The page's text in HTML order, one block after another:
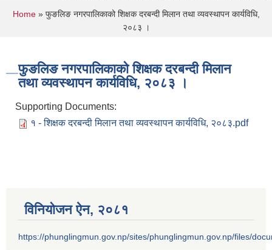
You are here
Home» फुङलिङ नगरपालिकाको शिक्षक दरबन्दी मिलान तथा व्यवस्थापन कार्यविधि,
२०८३ ।
फुङलिङ नगरपालिकाको शिक्षक दरबन्दी मिलान
तथा व्यवस्थापन कार्यविधि, २०८३ ।
Supporting Documents:
१ - शिक्षक दरबन्दी मिलान तथा व्यवस्थापन कार्यविधि, २०८३.pdf
विनियोजन ऐन‚ २०८१
https://phunglingmun.gov.np/sites/phunglingmun.gov.np/files/